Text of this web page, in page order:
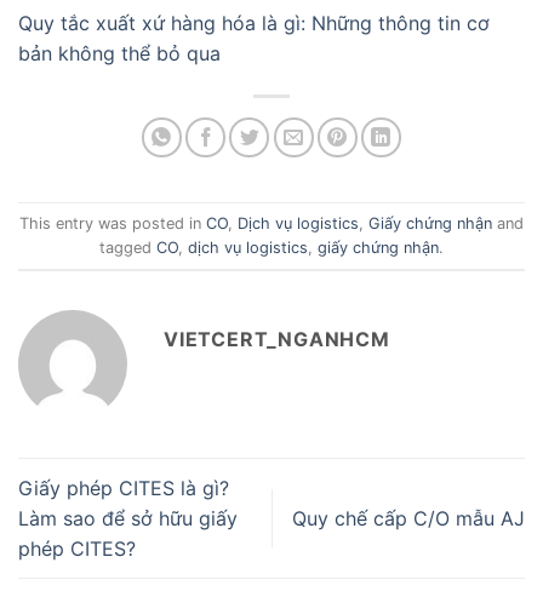
Quy tắc xuất xứ hàng hóa là gì: Những thông tin cơ
bản không thể bỏ qua
This entry was posted in CO Dịch vụ logistics Giấy chứng nhận and
tagged CO dịch vụ logistics giấy chứng nhận.
VIETCERT_NGANHCM
Giấy phép CITES là gì?
Làm sao để sở hữu giấy
phép CITES?
Quy chế cấp C/O mẫu AJ